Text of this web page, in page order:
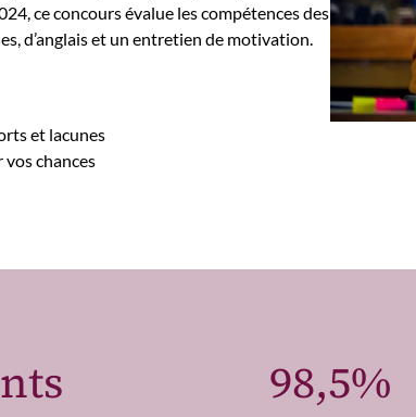
ce concours évalue les compétences des
d’anglais et un entretien de motivation.
et lacunes
chances
98,5%